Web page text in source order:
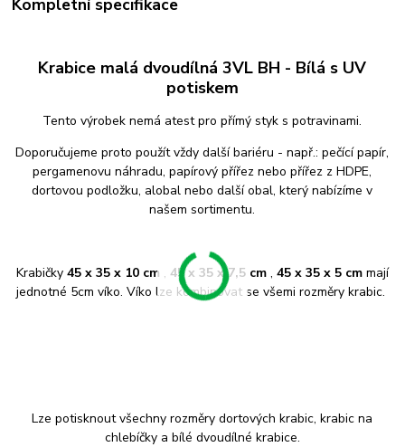
Kompletní specifikace
Krabice malá dvoudílná 3VL BH - Bílá s UV
potiskem
Tento výrobek nemá atest pro přímý styk s potravinami.
Doporučujeme proto použít vždy další bariéru - např.: pečící papír,
pergamenovu náhradu, papírový přířez nebo přířez z HDPE,
dortovou podložku, alobal nebo další obal, který nabízíme v
našem sortimentu.
Krabičky 45 x 35 x 10 cm , 45 x 35 x 7,5 cm, 45 x 35 x 5 cmmají
jednotné 5cm víko. Víko lze kombinovat se všemi rozměry krabic.
Lze potisknout všechny rozměry dortových krabic, krabic na
chlebíčky a bílé dvoudílné krabice.